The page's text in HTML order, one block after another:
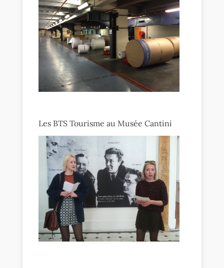
Les BTS Tourisme au Musée Cantini